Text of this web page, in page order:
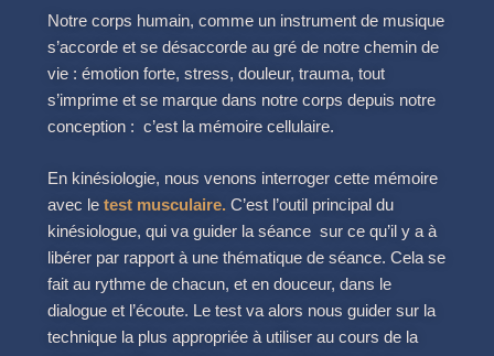
Notre corps humain, comme un instrument de musique
s’accorde et se désaccorde au gré de notre chemin de
vie : émotion forte, stress, douleur, trauma, tout
s’imprime et se marque dans notre corps depuis notre
conception : c’est la mémoire cellulaire.
En kinésiologie, nous venons interroger cette mémoire
avec le test musculaire. C’est l’outil principal du
kinésiologue, qui va guider la séance sur ce qu’il y a à
libérer par rapport à une thématique de séance. Cela se
fait au rythme de chacun, et en douceur, dans le
dialogue et l’écoute. Le test va alors nous guider sur la
technique la plus appropriée à utiliser au cours de la